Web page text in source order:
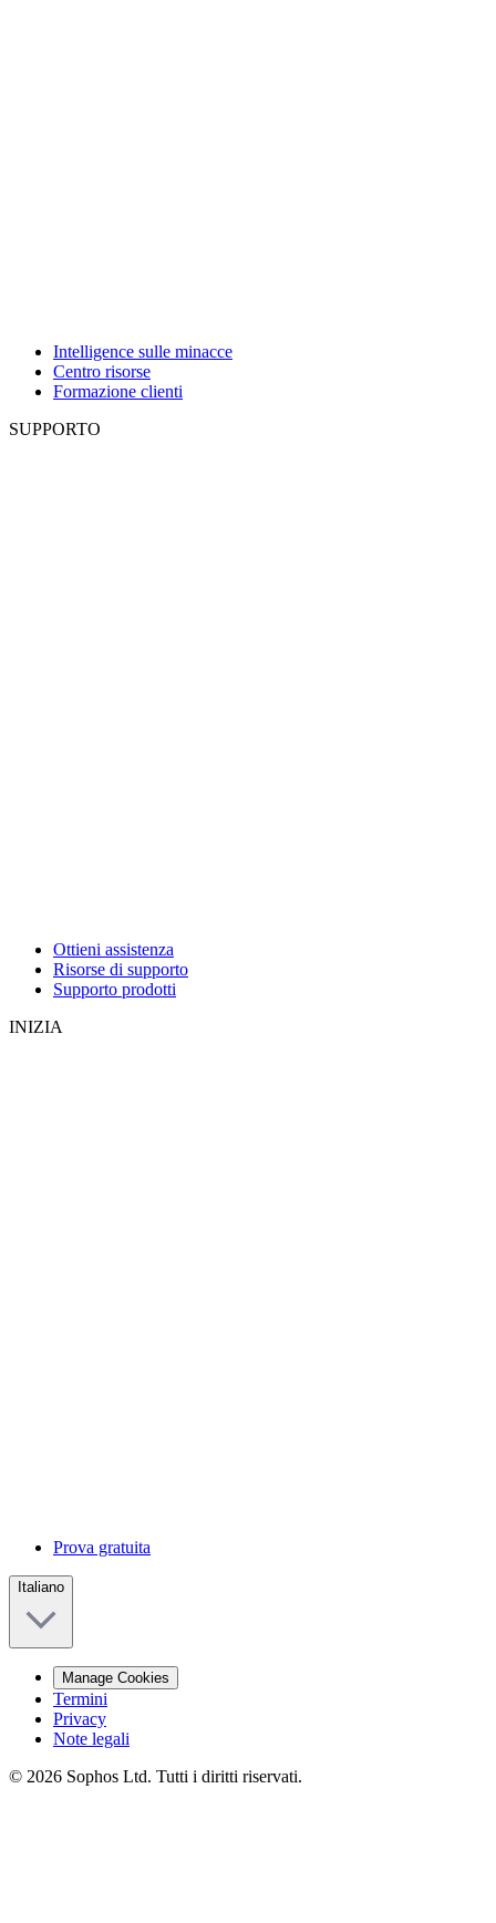
Intelligence sulle minacce
Centro risorse
Formazione clienti
SUPPORTO
Ottieni assistenza
Risorse di supporto
Supporto prodotti
INIZIA
Prova gratuita
Italiano
Manage Cookies
Termini
Privacy
Note legali
© 2026 Sophos Ltd. Tutti i diritti riservati.